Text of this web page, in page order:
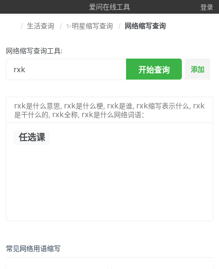
爱问在线工具 登录
生活查询 ✨明星缩写查询 网络缩写查询
网络缩写查询工具:
开始查询 添加
rxk是什么意思, rxk是什么梗, rxk是谁, rxk缩写表示什么, rxk
是干什么的, rxk全称, rxk是什么网络词语：
任选课
常见网络用语缩写